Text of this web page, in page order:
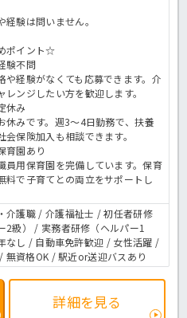
経験は問いません。
ポイント☆
験不問
や経験がなくても応募できます。介
レンジしたい方を歓迎します。
休み
休みです。週3～4日勤務で、扶養
会保険加入も相談できます。
育園あり
員用保育園を完備しています。保育
料で子育てとの両立をサポートし
介護職 / 介護福祉士 / 初任者研修
2級） / 実務者研修（ヘルパー1
なし / 自動車免許歓迎 / 女性活躍 /
無資格OK / 駅近or送迎バスあり
詳細を見る